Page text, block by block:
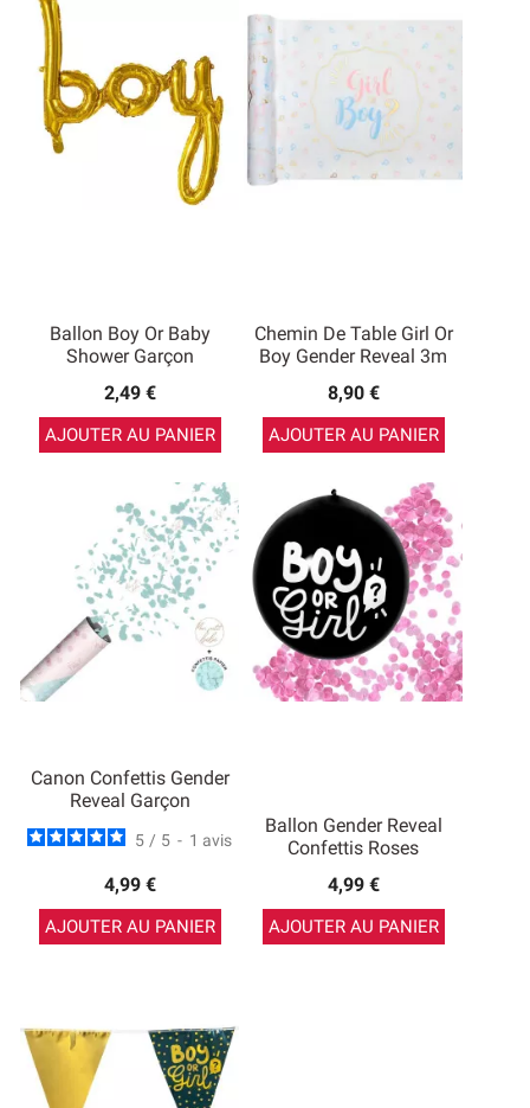
Ballon Boy Or Baby
Shower Garçon
2,49 €
AJOUTER AU PANIER
Chemin De Table Girl Or
Boy Gender Reveal 3m
8,90 €
AJOUTER AU PANIER
Canon Confettis Gender
Reveal Garçon
5 / 5 - 1 avis
4,99 €
AJOUTER AU PANIER
Ballon Gender Reveal
Confettis Roses
4,99 €
AJOUTER AU PANIER